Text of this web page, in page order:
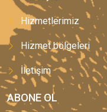
Hizmetlerimiz
Hizmet bölgeleri
İletişim
ABONE OL